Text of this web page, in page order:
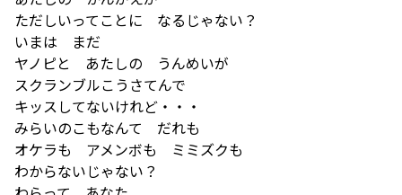
ただしいってことに なるじゃない？
いまは まだ
ヤノピと あたしの うんめいが
スクランブルこうさてんで
キッスしてないけれど・・・
みらいのこもなんて だれも
オケラも アメンボも ミミズクも
わからないじゃない？